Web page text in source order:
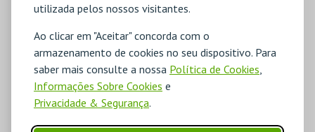
utilizada pelos nossos visitantes.
Ao clicar em "Aceitar" concorda com o
armazenamento de cookies no seu dispositivo. Para
saber mais consulte a nossa Política de Cookies
Informações Sobre Cookies e
Privacidade & Segurança.